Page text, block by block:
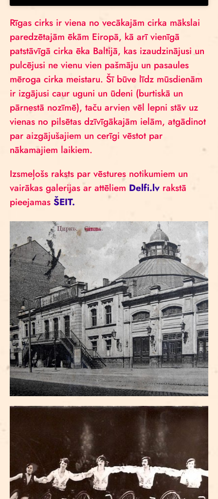
Rīgas cirks ir viena no vecākajām cirka mākslai
paredzētajām ēkām Eiropā, kā arī vienīgā
patstāvīgā cirka ēka Baltijā, kas izaudzinājusi un
pulcējusi ne vienu vien pašmāju un pasaules
mēroga cirka meistaru. Šī būve līdz mūsdienām
ir izgājusi caur uguni un ūdeni (burtiskā un
pārnestā nozīmē), taču arvien vēl lepni stāv uz
vienas no pilsētas dzīvīgākajām ielām, atgādinot
par aizgājušajiem un cerīgi vēstot par
nākamajiem laikiem.
Izsmeļošs raksts par vēstures notikumiem un
vairākas galerijas ar attēliem Delfi.lv rakstā
pieejamas ŠEIT.